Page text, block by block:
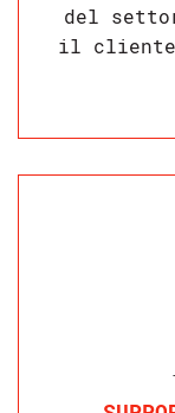
del
il cliente